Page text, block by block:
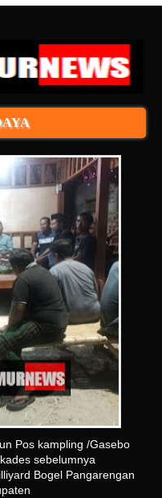
Pos kampling /Gasebo
sebelumnya
Bogel Pangarengan